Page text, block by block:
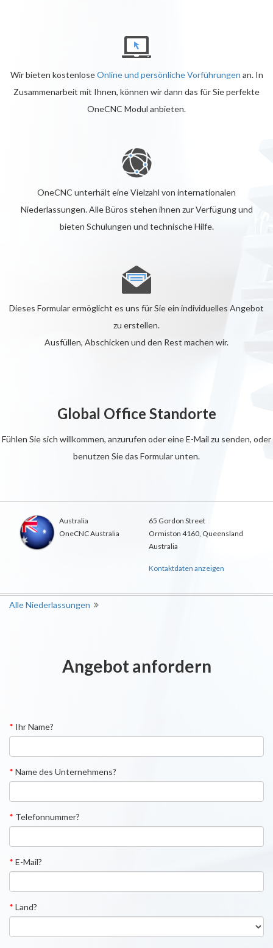
Wir bieten kostenloseOnline und persönliche Vorführungen an. In
Zusammenarbeit mit Ihnen, können wir dann das für Sie perfekte
OneCNC Modul anbieten.
OneCNC unterhält eine Vielzahl von internationalen
Niederlassungen. Alle Büros stehen ihnen zur Verfügung und
bieten Schulungen und technische Hilfe.
Dieses Formular ermöglicht es uns für Sie ein individuelles Angebot
zu erstellen.
Ausfüllen, Abschicken und den Rest machen wir.
Global Office Standorte
Fühlen Sie sich willkommen, anzurufen oder eine E-Mail zu senden, oder
benutzen Sie das Formular unten.
Australia
OneCNC Australia
65 Gordon Street
Ormiston 4160, Queensland
Australia
Kontaktdaten anzeigen
Alle Niederlassungen
Angebot anfordern
* Ihr Name?
* Name des Unternehmens?
* Telefonnummer?
* E-Mail?
* Land?